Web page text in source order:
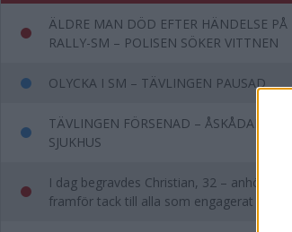
ÄLDRE MAN DÖD EFTER HÄNDELSE PÅ
RALLY-SM – POLISEN SÖKER VITTNEN
OLYCKA I SM – TÄVLINGEN PAUSAD
TÄVLINGEN FÖRSENAD – ÅSKÅDARE TILL
SJUKHUS
I dag begravdes Christian, 32 – anhöriga
framför tack till alla som engagerat sig